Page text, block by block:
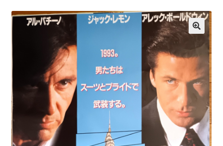
ン
へ
ス
キ東三河の映画館
しねとろ倶楽部について
リンクの旅